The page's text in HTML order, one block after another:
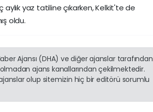
yaz tatiline çıkarken, Kelkit'te de
oldu.
Ajansı (DHA) ve diğer ajanslar tarafından
ajans kanallarından çekilmektedir.
olup sitemizin hiç bir editörü sorumlu